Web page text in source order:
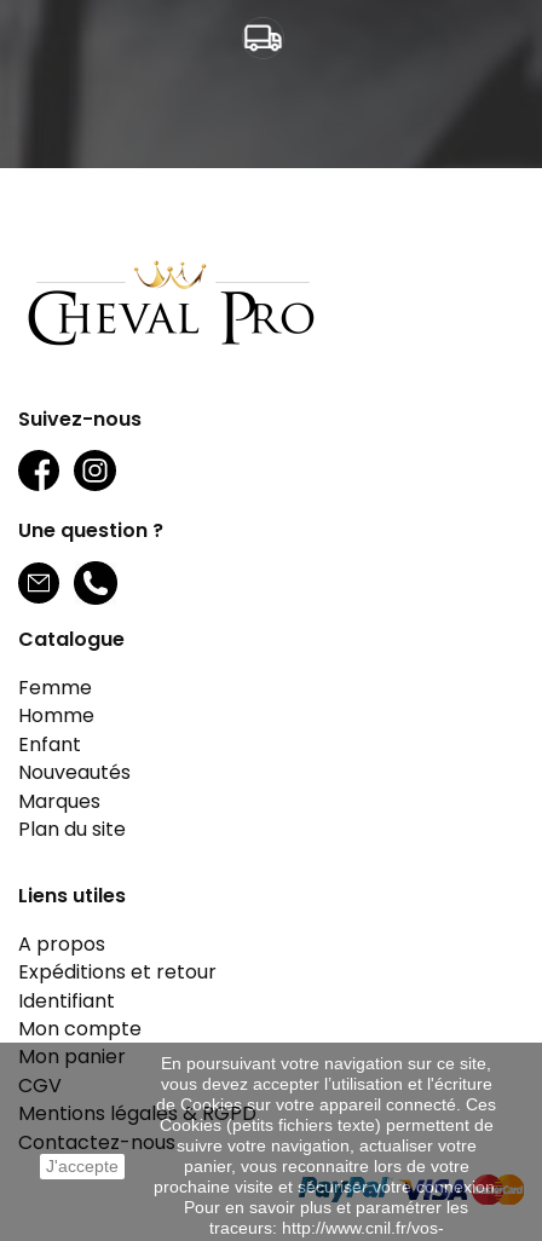
Suivez-nous
Une question ?
Catalogue
Femme
Homme
Enfant
Nouveautés
Marques
Plan du site
Liens utiles
A propos
Expéditions et retour
Identifiant
Mon compte
Mon panier
CGV
Mentions légales & RGPD
Contactez-nous
J'accepte
En poursuivant votre navigation sur ce site,
vous devez accepter l’utilisation et l'écriture
de Cookies sur votre appareil connecté. Ces
Cookies (petits fichiers texte) permettent de
suivre votre navigation, actualiser votre
panier, vous reconnaitre lors de votre
prochaine visite et sécuriser votre connexion.
Pour en savoir plus et paramétrer les
traceurs: http://www.cnil.fr/vos-